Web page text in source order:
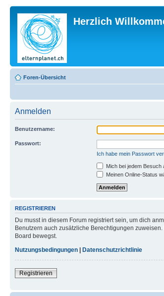
Herzlich
Foren-Übersicht
Anmelden
Benutzername:
Passwort:
Ich habe mein Passwort
Mich bei jedem Besuch
Meinen Online-Status
REGISTRIEREN
Du musst in diesem Forum registriert sein, um dich
Benutzern auch zusätzliche Berechtigungen
Board bewegst.
Nutzungsbedingungen | Datenschutzrichtlinie
Registrieren